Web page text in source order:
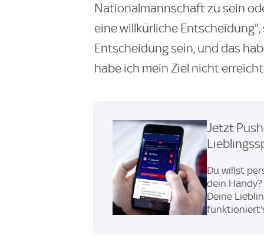
Nationalmannschaft zu sein
eine willkürliche
Entscheidung sein, und das
habe ich mein Ziel nicht
Jetzt
Du willst
dein
Deine